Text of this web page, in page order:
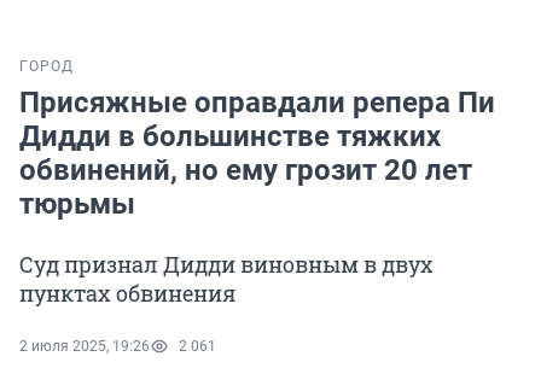
ГОРОД
Присяжные оправдали репера Пи
Дидди в большинстве тяжких
обвинений, но ему грозит 20 лет
тюрьмы
Суд признал Дидди виновным в двух
пунктах обвинения
2 июля 2025, 19:26 2 061